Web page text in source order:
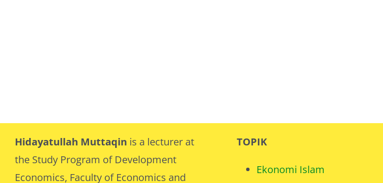
Hidayatullah Muttaqin is a lecturer at
the Study Program of Development
Economics, Faculty of Economics and
TOPIK
Ekonomi Islam